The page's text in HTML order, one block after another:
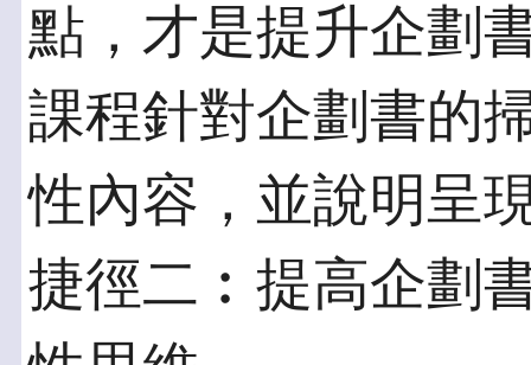
點，才是提升企劃
課程針對企劃書的
性內容，並說明呈
捷徑二︰提高企劃